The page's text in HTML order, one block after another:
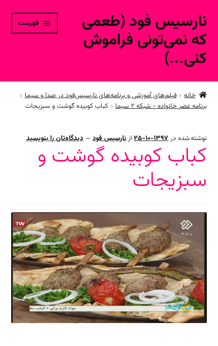
پرش
ناوبری
پرش
محتوا
نارسیس فود (طعمی
که نمی‌تونی فراموش
کنی...)
فهرست
خانه
ورود به حساب کاربری
محصولات فروشگاه آنلاین
ارتباط با ما
خانه
فیلم‌های آموزشی و برنامه‌های نارسیس‌فود در صدا و سیما
برنامه عصر خانواده - شبکه ۲ سیما
کباب کوبیده گوشت و سبزیجات
نوشته شده در1397-10-25 ازنارسیس فود —دیدگاه‌تان را بنویسید
کباب کوبیده گوشت و
سبزیجات